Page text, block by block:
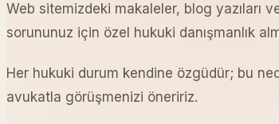
Web sitemizdeki makaleler, blog yazıları
sorununuz için özel hukuki danışmanlık
Her hukuki durum kendine özgüdür; bu
avukatla görüşmenizi öneririz.